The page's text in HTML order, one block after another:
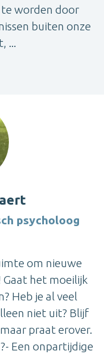
worden door
buiten onze
...
psycholoog
om nieuwe
het moeilijk
Heb je al veel
niet uit? Blijf
praat erover.
Een onpartijdige